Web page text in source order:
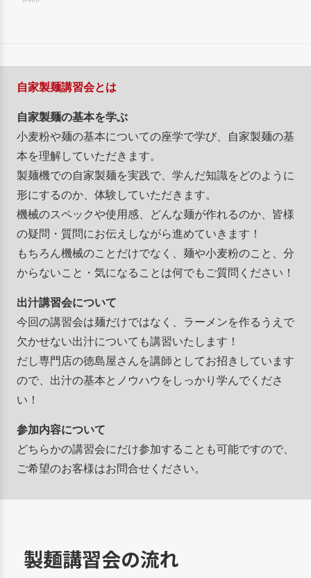
自家製麺講習会とは
自家製麺の基本を学ぶ
小麦粉や麺の基本についての座学で学び、自家製麺の基
本を理解していただきます。
製麺機での自家製麺を実践で、学んだ知識をどのように
形にするのか、体験していただきます。
機械のスペックや使用感、どんな麺が作れるのか、皆様
の疑問・質問にお伝えしながら進めていきます！
もちろん機械のことだけでなく、麺や小麦粉のこと、分
からないこと・気になることは何でもご質問ください！
出汁講習会について
今回の講習会は麺だけではなく、ラーメンを作るうえで
欠かせない出汁についても講習いたします！
だし専門店の徳島屋さんを講師としてお招きしています
ので、出汁の基本とノウハウをしっかり学んでくださ
い！
参加内容について
どちらかの講習会にだけ参加することも可能ですので、
ご希望のお客様はお問合せください。
製麺講習会の流れ